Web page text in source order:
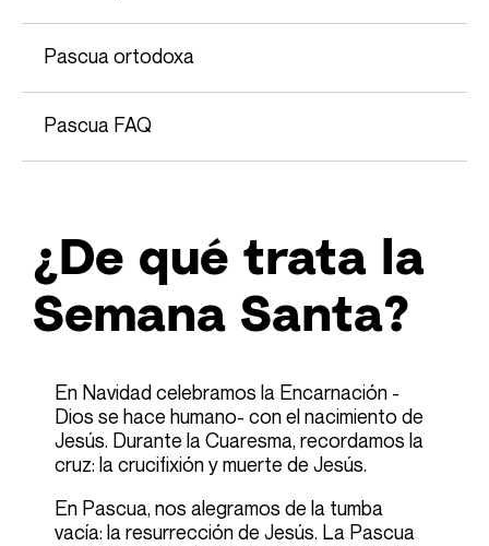
Pascua ortodoxa
Pascua FAQ
¿De qué trata la
Semana Santa?
En Navidad celebramos la Encarnación -
Dios se hace humano- con el nacimiento de
Jesús. Durante la Cuaresma, recordamos la
cruz: la crucifixión y muerte de Jesús.
En Pascua, nos alegramos de la tumba
vacía: la resurrección de Jesús. La Pascua